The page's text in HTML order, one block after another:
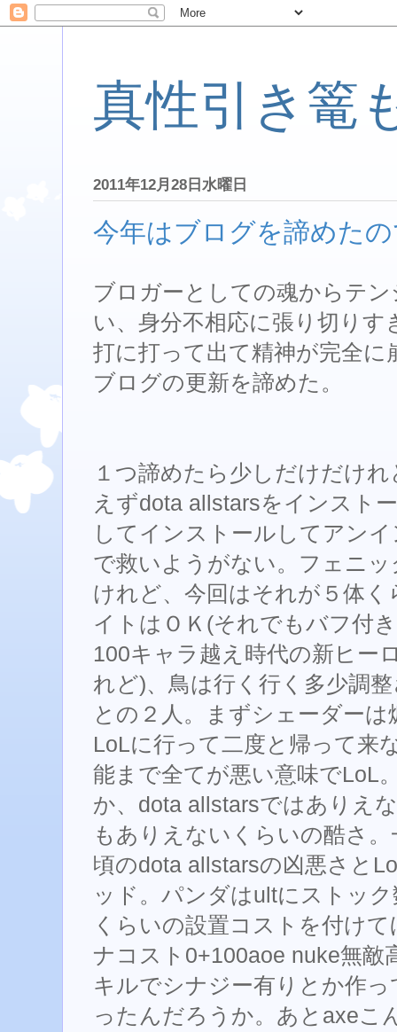
真性引き篭
2011年12月28日水曜日
今年はブログを諦めた
ブロガーとしての魂からテ
い、身分不相応に張り切りす
打に打って出て精神が完全
ブログの更新を諦めた。
１つ諦めたら少しだけだけ
えずdota allstarsをインスト
してインストールしてアン
で救いようがない。フェニ
けれど、今回はそれが５体
イトはＯＫ(それでもバフ付
100キャラ越え時代の新ヒー
れど)、鳥は行く行く多少調
との２人。まずシェーダー
LoLに行って二度と帰って来
能まで全てが悪い意味でLoL
か、dota allstarsではありえ
もありえないくらいの酷さ
頃のdota allstarsの凶悪さと
ッド。パンダはultにストッ
くらいの設置コストを付け
ナコスト0+100aoe nuke無敵
キルでシナジー有りとか作
ったんだろうか。あとaxeこ